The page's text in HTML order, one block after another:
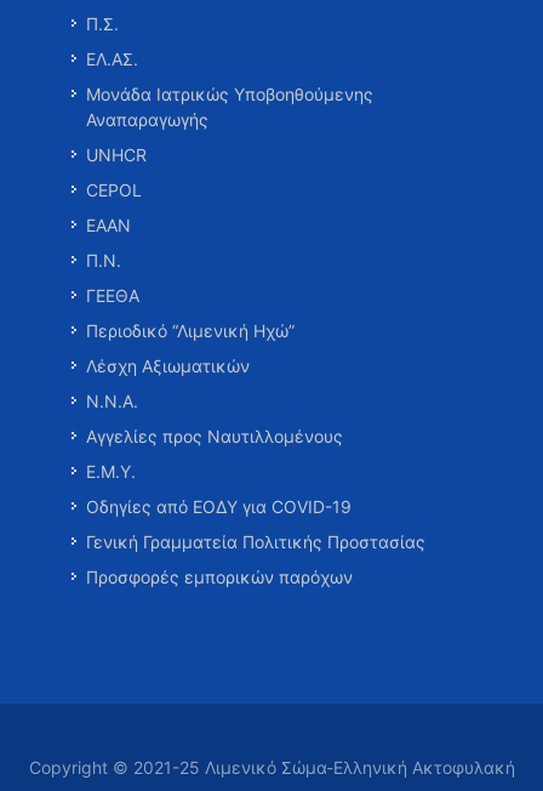
Π.Σ.
ΕΛ.ΑΣ.
Μονάδα Ιατρικώς Υποβοηθούμενης
Αναπαραγωγής
UNHCR
CEPOL
ΕΑΑΝ
Π.Ν.
ΓΕΕΘΑ
Περιοδικό “Λιμενική Ηχώ”
Λέσχη Αξιωματικών
Ν.Ν.Α.
Αγγελίες προς Ναυτιλλομένους
Ε.Μ.Υ.
Οδηγίες από ΕΟΔΥ για COVID-19
Γενική Γραμματεία Πολιτικής Προστασίας
Προσφορές εμπορικών παρόχων
Copyright © 2021-25 Λιμενικό Σώμα-Ελληνική Ακτοφυλακή